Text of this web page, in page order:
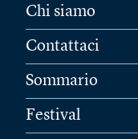
Chi siamo
Contattaci
Sommario
Festival